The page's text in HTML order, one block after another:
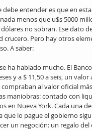
debe entender es que en
menos que u$s 5000
no sobran. Ese dato
crucero. Pero hay otros
A saber:
ha hablado mucho. El
y a $ 11,50 a seis, un
al valor oficial
maniobras: contado con
en Nueva York. Cada una
que lo pague el gobierno
un negoción: un regalo del